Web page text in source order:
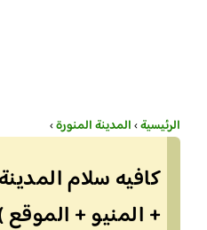
الرئيسية›المدينة المنورة›
كافيه سلام
+ المنيو + الموقع